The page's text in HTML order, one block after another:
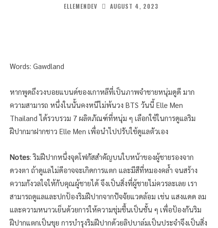
ELLEMENDEV AUGUST 4, 2023
Words: Gawdland
หากพูดถึงวงบอยแบนด์ของเกาหลีที่เป็นภาพจำชายหนุ่มดูดี มาก
ความสามารถ หนึ่งในนั้นคงหนีไม่พ้นวง BTS วันนี้ Elle Men
Thailand ได้รวบรวม 7 ผลิตภัณฑ์ที่หนุ่ม ๆ เลือกใช้ในการดูแลริม
ฝีปากมาฝากชาว Elle Men เพื่อนำไปปรับใช้ดูแลตัวเอง
Notes: ริมฝีปากหนึ่งจุดโฟกัสสำคัญบนใบหน้าของผู้ชายรองจาก
ดวงตา ถ้าดูแลไม่ดีอาจจะเกิดการแตก และมีสีที่หมองคล้ำ จนสร้าง
ความกังวลใจให้กับคุณผู้ชายได้ จึงเป็นสิ่งที่ผู้ชายไม่ควรละเลย เรา
สามารถดูแลและปกป้องริมฝีปากจากปัจจัยแวดล้อม เช่น แสงแดด ลม
และความหนาวเย็นด้วยการให้ความชุ่มชื้นเป็นชั้น ๆ เพื่อป้องกันริม
ฝีปากแตกเป็นขุย การบำรุงริมฝีปากด้วยลิปบาล์มเป็นประจำจึงเป็นสิ่ง